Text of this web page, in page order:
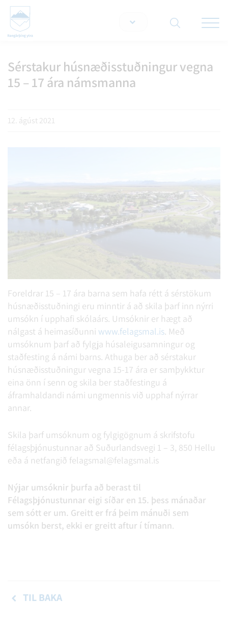
Sérstakur húsnæðisstuðningur vegna
15 – 17 ára námsmanna
12. ágúst 2021
Foreldrar 15 – 17 ára barna sem hafa rétt á sérstökum
húsnæðisstuðningi eru minntir á að skila þarf inn nýrri
umsókn í upphafi skólaárs. Umsóknir er hægt að
nálgast á heimasíðunni www.felagsmal.is. Með
umsóknum þarf að fylgja húsaleigusamningur og
staðfesting á námi barns. Athuga ber að sérstakur
húsnæðisstuðningur vegna 15-17 ára er samþykktur
eina önn í senn og skila ber staðfestingu á
áframhaldandi námi ungmennis við upphaf nýrrar
annar.
Skila þarf umsóknum og fylgigögnum á skrifstofu
félagsþjónustunnar að Suðurlandsvegi 1 – 3, 850 Hellu
eða á netfangið felagsmal@felagsmal.is
Nýjar umsóknir þurfa að berast til
Félagsþjónustunnar eigi síðar en 15. þess mánaðar
sem sótt er um. Greitt er frá þeim mánuði sem
umsókn berst, ekki er greitt aftur í tímann.
TIL BAKA
Leita á vef